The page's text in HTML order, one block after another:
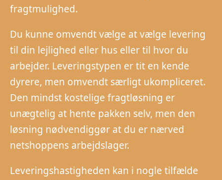
fragtmulighed.
Du kunne omvendt vælge at vælge levering
til din lejlighed eller hus eller til hvor du
arbejder. Leveringstypen er tit en kende
dyrere, men omvendt særligt ukompliceret.
Den mindst kostelige fragtløsning er
unægtelig at hente pakken selv, men den
løsning nødvendiggør at du er nærved
netshoppens arbejdslager.
Leveringshastigheden kan i nogle tilfælde